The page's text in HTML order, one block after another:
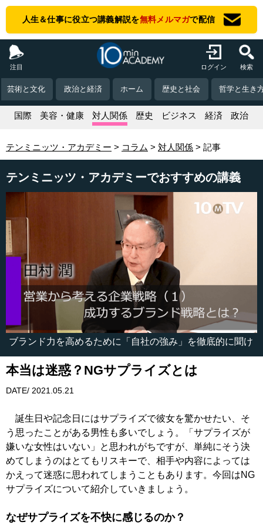
人生＆仕事に役立つ講義解説を無料メルマガで配信
注目 ログイン 検索
芸術と文化 政治と経済 ホーム 歴史と社会 哲学と生き
国際 美容・健康 対人関係 歴史 ビジネス 経済 政治
テンミニッツ・アカデミー コラム 対人関係 記事
テンミニッツ・アカデミーでおすすめの講義
ブランド力を高めるために「自社の強み」を徹底的に聞け
本当は迷惑？NGサプライズとは
DATE/ 2021.05.21
誕生日や記念日にはサプライズで彼女を驚かせたい、そ
う思ったことがある男性も多いでしょう。「サプライズが
嫌いな女性はいない」と思われがちですが、単純にそう決
めてしまうのはとてもリスキーで、相手や内容によっては
かえって迷惑に思われてしまうこともあります。今回はNG
サプライズについて紹介していきましょう。
なぜサプライズを不快に感じるのか？